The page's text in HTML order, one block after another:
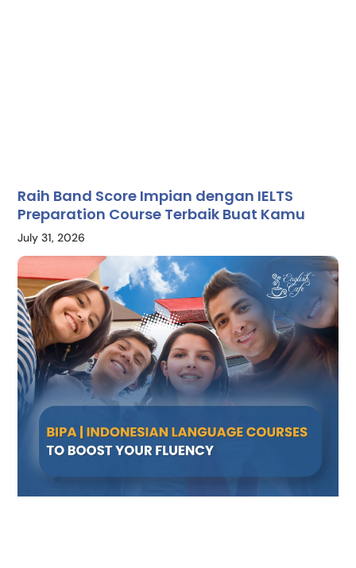
Raih Band Score Impian dengan IELTS
Preparation Course Terbaik Buat Kamu
July 31, 2026